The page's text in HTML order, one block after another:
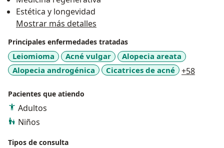
Estética y longevidad
Mostrar más detalles
Principales enfermedades tratadas
Leiomioma Acné vulgar
Alopecia areata
Alopecia androgénica
Cicatrices de acné +58
Pacientes que atiendo
Adultos
Niños
Tipos de consulta